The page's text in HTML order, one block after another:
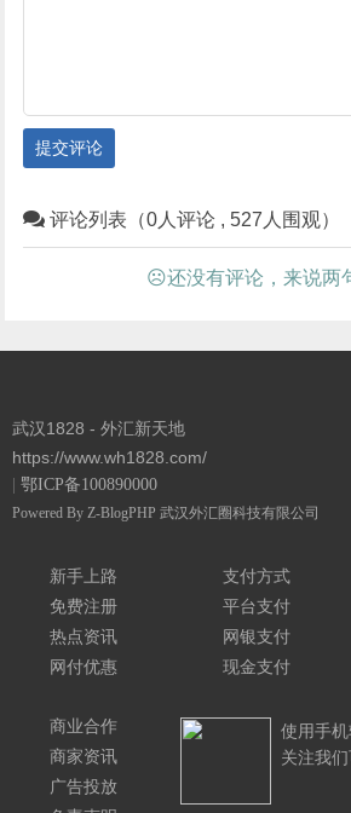
提交评论
评论列表（0人评论 , 527人围观）
☹还没有评论，来说两
武汉1828 - 外汇新天地
https://www.wh1828.com/
鄂ICP备100890000
Powered By Z-BlogPHP 武汉外汇圈科技有限公司
新手上路
免费注册
热点资讯
网付优惠
支付方式
平台支付
网银支付
现金支付
商业合作
商家资讯
广告投放
使用手
关注我